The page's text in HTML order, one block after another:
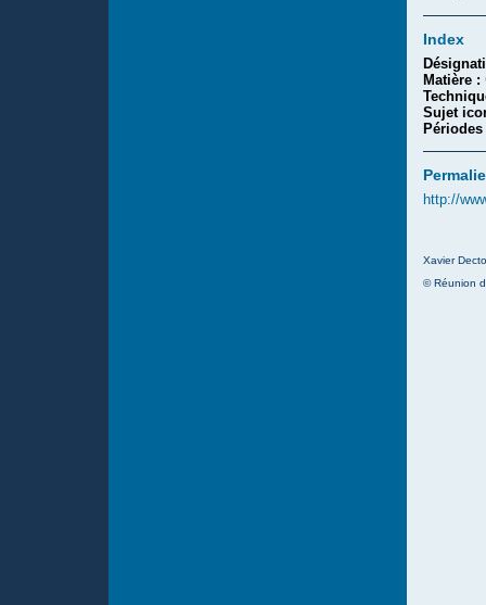
Index
Matière :
Sujet
http://
Xavier
© Réunion